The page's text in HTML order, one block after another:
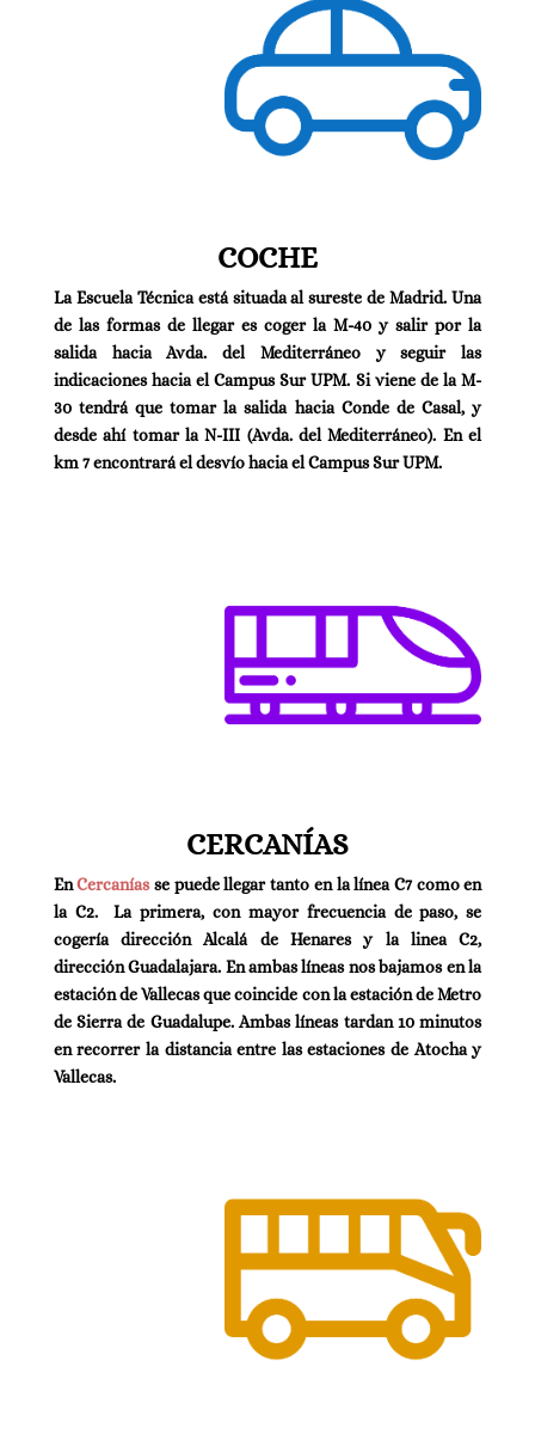
COCHE
La Escuela Técnica está situada al sureste de Madrid. Una
de las formas de llegar es coger la M-40 y salir por la
salida hacia Avda. del Mediterráneo y seguir las
indicaciones hacia el Campus Sur UPM. Si viene de la M-
30 tendrá que tomar la salida hacia Conde de Casal, y
desde ahí tomar la N-III (Avda. del Mediterráneo). En el
km 7 encontrará el desvío hacia el Campus Sur UPM.
CERCANÍAS
EnCercaníasse puede llegar tanto en la línea C7 como en
la C2. La primera, con mayor frecuencia de paso, se
cogería dirección Alcalá de Henares y la linea C2,
dirección Guadalajara. En ambas líneas nos bajamos en la
estación de Vallecas que coincide con la estación de Metro
de Sierra de Guadalupe. Ambas líneas tardan 10 minutos
en recorrer la distancia entre las estaciones de Atocha y
Vallecas.